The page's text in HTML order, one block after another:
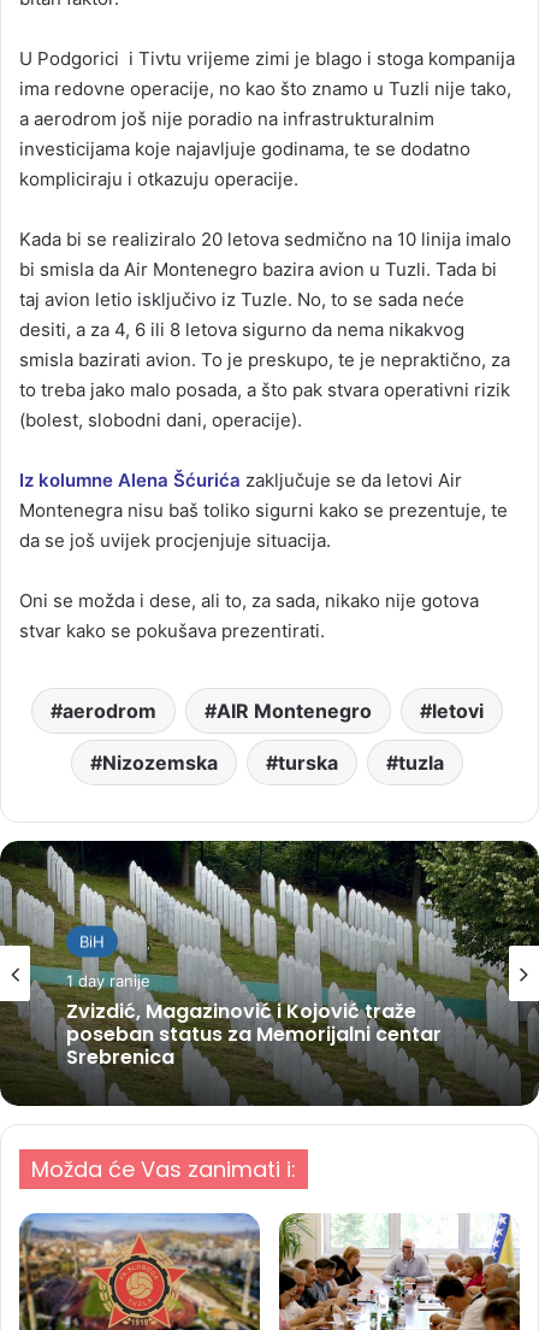
U Podgorici i Tivtu vrijeme zimi je blago i stoga kompanija
ima redovne operacije, no kao što znamo u Tuzli nije tako,
a aerodrom još nije poradio na infrastrukturalnim
investicijama koje najavljuje godinama, te se dodatno
kompliciraju i otkazuju operacije.
Kada bi se realiziralo 20 letova sedmično na 10 linija imalo
bi smisla da Air Montenegro bazira avion u Tuzli. Tada bi
taj avion letio isključivo iz Tuzle. No, to se sada neće
desiti, a za 4, 6 ili 8 letova sigurno da nema nikakvog
smisla bazirati avion. To je preskupo, te je nepraktično, za
to treba jako malo posada, a što pak stvara operativni rizik
(bolest, slobodni dani, operacije).
Iz kolumne Alena Šćurića zaključuje se da letovi Air
Montenegra nisu baš toliko sigurni kako se prezentuje, te
da se još uvijek procjenjuje situacija.
Oni se možda i dese, ali to, za sada, nikako nije gotova
stvar kako se pokušava prezentirati.
aerodrom AIR Montenegro letovi
Nizozemska turska tuzla
BiH
1 day ranije
Zvizdić, Magazinović i Kojović traže
poseban status za Memorijalni centar
Srebrenica
Možda će Vas zanimati i: